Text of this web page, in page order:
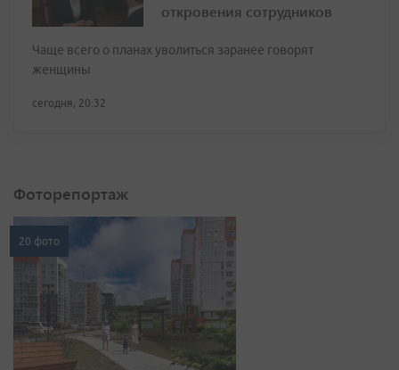
откровения сотрудников
Чаще всего о планах уволиться заранее говорят
женщины
сегодня, 20:32
Фоторепортаж
20 фото